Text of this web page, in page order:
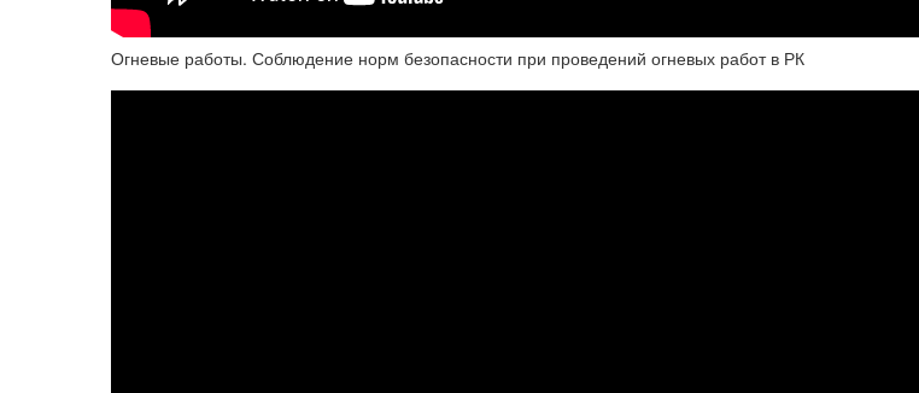
Огневые работы. Соблюдение норм безопасности при проведений огневых работ в РК